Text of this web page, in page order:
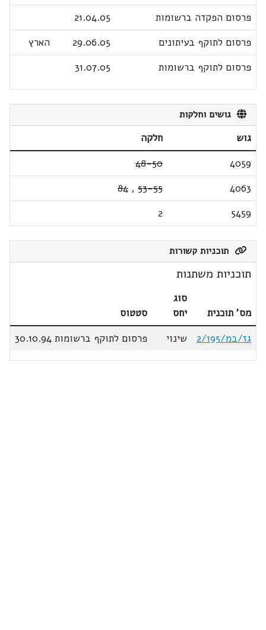
פרסום הפקדה ברשומות
21.04.05
פרסום לתוקף בעיתונים
29.06.05
הארץ
פרסום לתוקף ברשומות
31.07.05
גושים וחלקות
גוש
חלקה
4059
48-50
4063
53-55
,
84
5459
2
תוכניות קשורות
תוכניות משתנות
מס' תוכנית
סוג
יחס
סטטוס
גז/במ/2/195
שינוי פרסום לתוקף ברשומות 30.10.94